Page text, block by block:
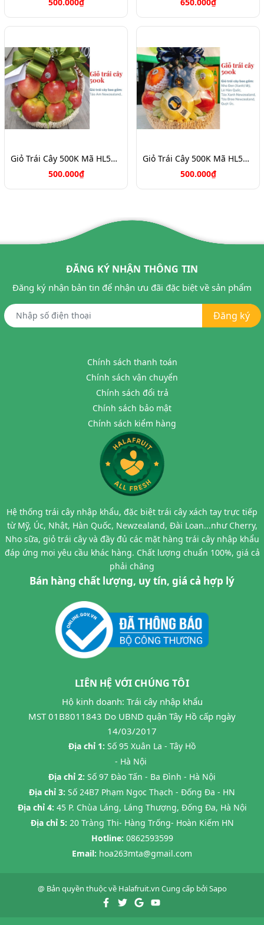
Giỏ Trái Cây 500K Mã HL5088
500.000₫
Giỏ Trái Cây 500K Mã HL5033
500.000₫
ĐĂNG KÝ NHẬN THÔNG TIN
Đăng ký nhận bản tin để nhận ưu đãi đặc biệt về sản phẩm
Đăng ký
Chính sách thanh toán
Chính sách vận chuyển
Chính sách đổi trả
Chính sách bảo mật
Chính sách kiểm hàng
Hệ thống trái cây nhập khẩu, đặc biệt trái cây xách tay trực tiếp
từ Mỹ, Úc, Nhật, Hàn Quốc, Newzealand, Đài Loan...như Cherry,
Nho sữa, giỏ trái cây và đầy đủ các mặt hàng trái cây nhập khẩu
đáp ứng mọi yêu cầu khác hàng. Chất lượng chuẩn 100%, giá cả
phải chăng
Bán hàng chất lượng, uy tín, giá cả hợp lý
LIÊN HỆ VỚI CHÚNG TÔI
Hộ kinh doanh: Trái cây nhập khẩu
MST 01B8011843 Do UBND quận Tây Hồ cấp ngày
14/03/2017
Địa chỉ 1: Số 95 Xuân La - Tây Hồ
- Hà Nội
Địa chỉ 2: Số 97 Đào Tấn - Ba Đình - Hà Nội
Địa chỉ 3: Số 24B7 Phạm Ngọc Thạch - Đống Đa - HN
Địa chỉ 4: 45 P. Chùa Láng, Láng Thượng, Đống Đa, Hà Nội
Địa chỉ 5: 20 Tràng Thi- Hàng Trống- Hoàn Kiếm HN
Hotline: 0862593599
Email: hoa263mta@gmail.com
@ Bản quyền thuộc về Halafruit.vn Cung cấp bởiSapo